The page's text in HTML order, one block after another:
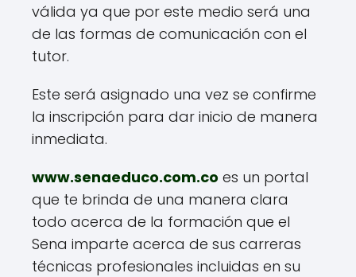
válida ya que por este medio será una
de las formas de comunicación con el
tutor.
Este será asignado una vez se confirme
la inscripción para dar inicio de manera
inmediata.
www.senaeduco.com.co es un portal
que te brinda de una manera clara
todo acerca de la formación que el
Sena imparte acerca de sus carreras
técnicas profesionales incluidas en su